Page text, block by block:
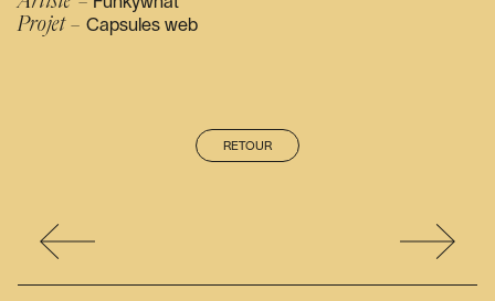
Projet – Capsules web
RETOUR